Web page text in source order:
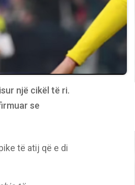
një cikël të ri.
se
të atij që e di